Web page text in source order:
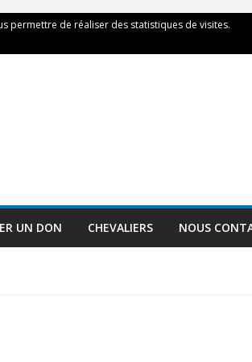
UN DON CHEVALIERS NOUS
permettre de réaliser des statistiques de visites.